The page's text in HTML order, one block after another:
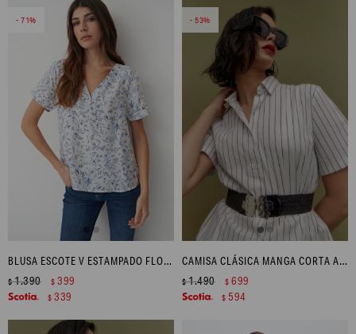
71
BLUSA ESCOTE V ESTAMPADO FLORAL - CELESTE
$1.390 $ 399
$ 339
53
CAMISA CLÁSICA MANGA CORTA A RAYAS - AZUL MARINO
$1.490 $ 699
$ 594